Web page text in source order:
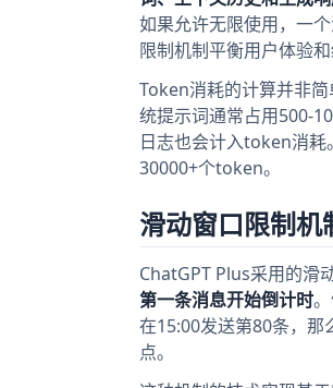
如果允许无限使用，一
限制机制平衡用户体验和
Token消耗的计算并非
统提示词通常占用500-
日志也会计入token消
30000+个token。
滑动窗口限制机
ChatGPT Plus采用的滑
第一条消息开始倒计时
在15:00发送第80条，那
点。